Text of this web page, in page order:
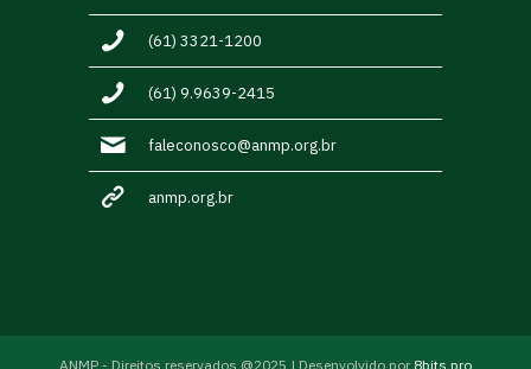
(61) 3321-1200
(61) 9.9639-2415
faleconosco@anmp.org.br
anmp.org.br
ANMP - Direitos reservados @2025 | Desenvolvido por 8bits.pro